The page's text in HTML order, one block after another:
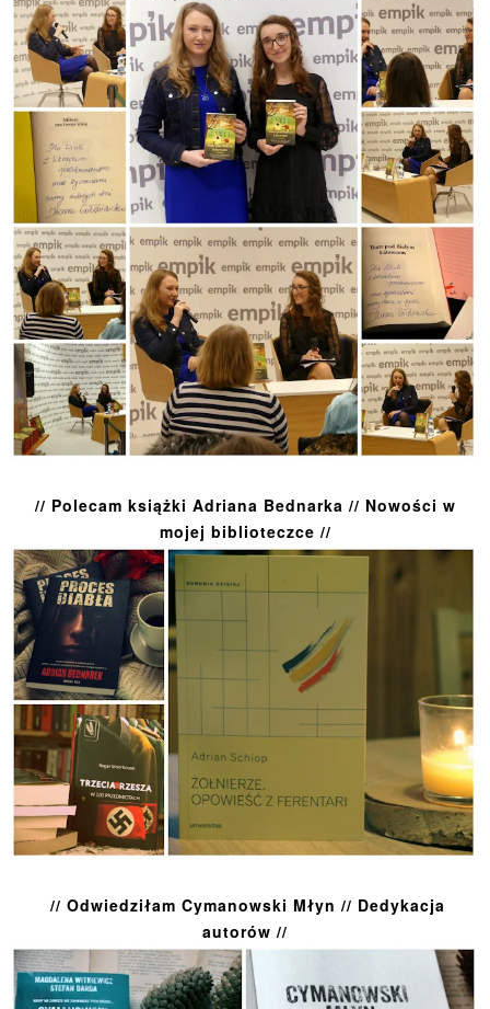
// Polecam książki Adriana Bednarka // Nowości w
mojej biblioteczce //
// Odwiedziłam Cymanowski Młyn // Dedykacja
autorów //